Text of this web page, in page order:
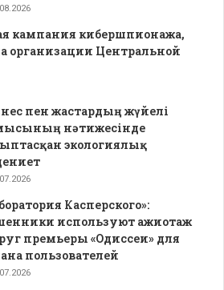
кампания кибершпионажа,
организации Центральной
пен жастардың жүйелі
нәтижесінде
экологиялық
Касперского»:
используют ажиотаж
премьеры «Одиссеи» для
пользователей